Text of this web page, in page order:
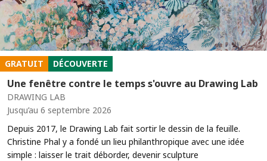
GRATUIT DÉCOUVERTE
Une fenêtre contre le temps s'ouvre au Drawing Lab
DRAWING LAB
Jusqu’au 6 septembre 2026
Depuis 2017, le Drawing Lab fait sortir le dessin de la feuille.
Christine Phal y a fondé un lieu philanthropique avec une idée
simple : laisser le trait déborder, devenir sculpture